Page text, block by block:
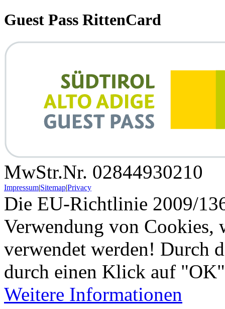
Guest Pass RittenCard
MwStr.Nr. 02844930210
Impressum|Sitemap|Privacy
Die EU-Richtlinie 2009/
Verwendung von Cookies,
verwendet werden! Durch
durch einen Klick auf
Weitere Informationen